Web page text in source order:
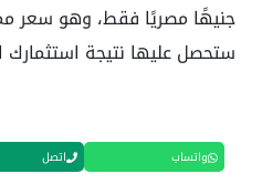
جنيهًا مصريًا فقط، وهو سعر
ستحصل عليها نتيجة استثمارك
واتساب اتصل